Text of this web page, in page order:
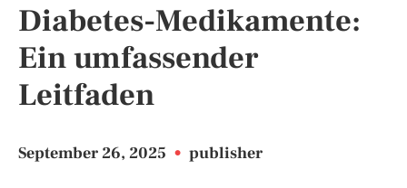
Diabetes-Medikamente:
Ein umfassender
Leitfaden
September 26, 2025 • publisher